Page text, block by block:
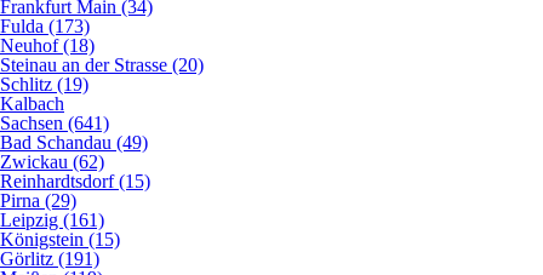
Frankfurt Main (34)
Fulda (173)
Neuhof (18)
Steinau an der Strasse (20)
Schlitz (19)
Kalbach
Sachsen (641)
Bad Schandau (49)
Zwickau (62)
Reinhardtsdorf (15)
Pirna (29)
Leipzig (161)
Königstein (15)
Görlitz (191)